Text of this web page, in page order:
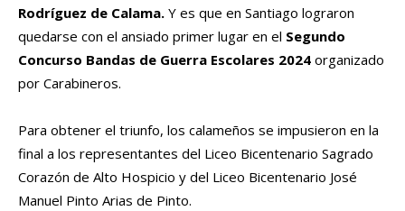
Rodríguez de Calama. Y es que en Santiago lograron
quedarse con el ansiado primer lugar en el Segundo
Concurso Bandas de Guerra Escolares 2024 organizado
por Carabineros.
Para obtener el triunfo, los calameños se impusieron en la
final a los representantes del Liceo Bicentenario Sagrado
Corazón de Alto Hospicio y del Liceo Bicentenario José
Manuel Pinto Arias de Pinto.